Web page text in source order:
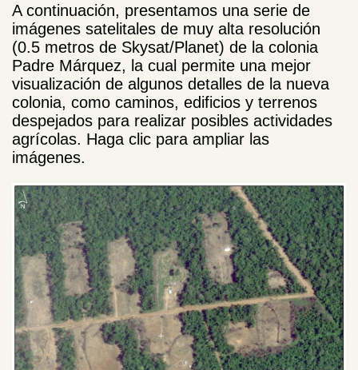
A continuación, presentamos una serie de
imágenes satelitales de muy alta resolución
(0.5 metros de Skysat/Planet) de la colonia
Padre Márquez, la cual permite una mejor
visualización de algunos detalles de la nueva
colonia, como caminos, edificios y terrenos
despejados para realizar posibles actividades
agrícolas. Haga clic para ampliar las
imágenes.